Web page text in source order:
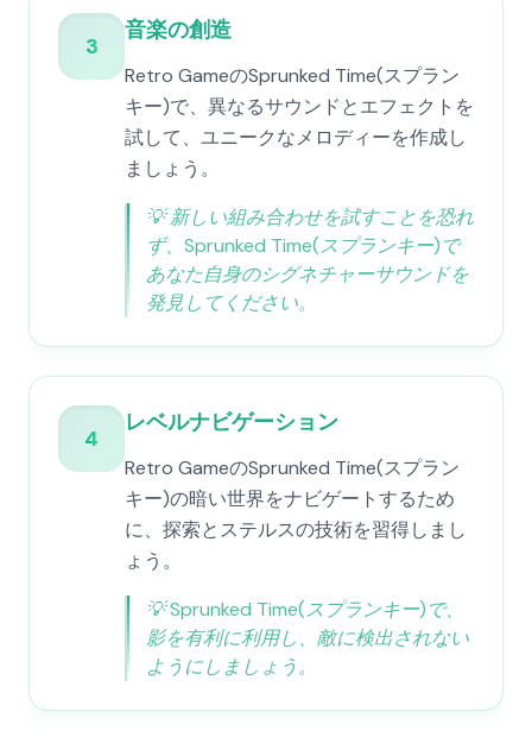
3
音楽の創造
Retro GameのSprunked Time(スプラン
キー)で、異なるサウンドとエフェクトを
試して、ユニークなメロディーを作成し
ましょう。
💡新しい組み合わせを試すことを恐れ
ず、Sprunked Time(スプランキー)で
あなた自身のシグネチャーサウンドを
発見してください。
4
レベルナビゲーション
Retro GameのSprunked Time(スプラン
キー)の暗い世界をナビゲートするため
に、探索とステルスの技術を習得しまし
ょう。
💡Sprunked Time(スプランキー)で、
影を有利に利用し、敵に検出されない
ようにしましょう。